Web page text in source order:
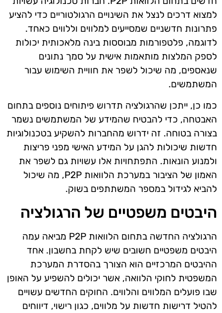
למצוא דרכים לנצל את השינויים הרגולטוריים כדי להציע
פתרונות חדשניים שמסייעים למלווים וללווים כאחד.
לדוגמה, פלטפורמות מבוססות בינה מלאכותית יכולות
לספק המלצות מותאמות אישית על סמך נתונים
שנאספים, מה שיכול לשפר את חוויית השימוש עבור
המשתמשים.
כמו כן, ייתכן שהרגולציה תדרוש פיתוחים נוספים בתחום
האבטחה, כדי להבטיח שהמידע של המשתמשים נשמר
בצורה בטוחה. זה ידרוש מהחברות להשקיע בטכנולוגיות
חדשות שיכולות להגן על המידע האישי מפני פריצות
ולמנוע הונאות. התפתחויות אלו עשויות גם לשפר את
האמון של הציבור במערכת הלוואות P2P, מה שיכול
להביא לגידול במספר המשתתפים בשוק.
היבטים משפטיים של הרגולציה
הרגולציה החדשה בתחום הלוואות P2P מביאה עמה
היבטים משפטיים חשובים שיש לקחת בחשבון. אחד
ההיבטים המרכזיים הוא הצורך בהסדרת המערכת
המשפטית לחוקי הלוואה, אשר יכולים להשפיע על האופן
שבו פועלים המלווים והלווים. החוקים החדשים עשויים
להטיל דרישות חדשות על מלווים, כגון רישוי, דיווחים